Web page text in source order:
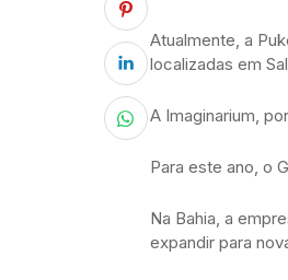
Atualmente, a
localizadas em
A Imaginarium,
Para este ano, o
Na Bahia, a
expandir para